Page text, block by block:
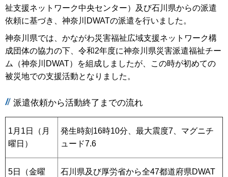
祉支援ネットワーク中央センター）及び石川県からの派遣
依頼に基づき、神奈川DWATの派遣を行いました。
神奈川県では、かながわ災害福祉広域支援ネットワーク構
成団体の協力の下、令和2年度に神奈川県災害派遣福祉チー
ム（神奈川DWAT）を組成しましたが、この時が初めての
被災地での支援活動となりました。
派遣依頼から活動終了までの流れ
1月1日（月
曜日）
発生時刻16時10分、最大震度7、マグニチ
ュード7.6
5日（金曜
石川県及び厚労省から全47都道府県DWAT